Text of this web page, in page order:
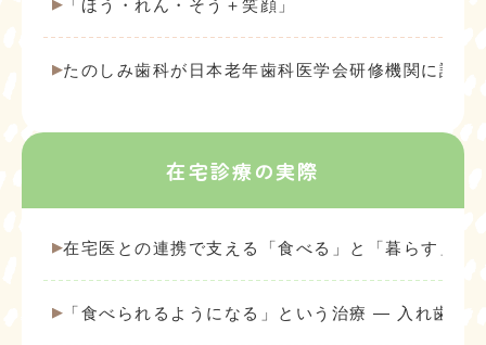
「ほう・れん・そう＋笑顔」
たのしみ歯科が日本老年歯科医学会研修機関に認定
在宅診療の実際
在宅医との連携で支える「食べる」と「暮らす」
「食べられるようになる」という治療 ― 入れ歯が